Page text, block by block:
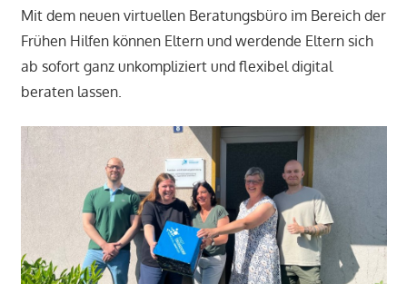
Mit dem neuen virtuellen Beratungsbüro im Bereich der
Frühen Hilfen können Eltern und werdende Eltern sich
ab sofort ganz unkompliziert und flexibel digital
beraten lassen.